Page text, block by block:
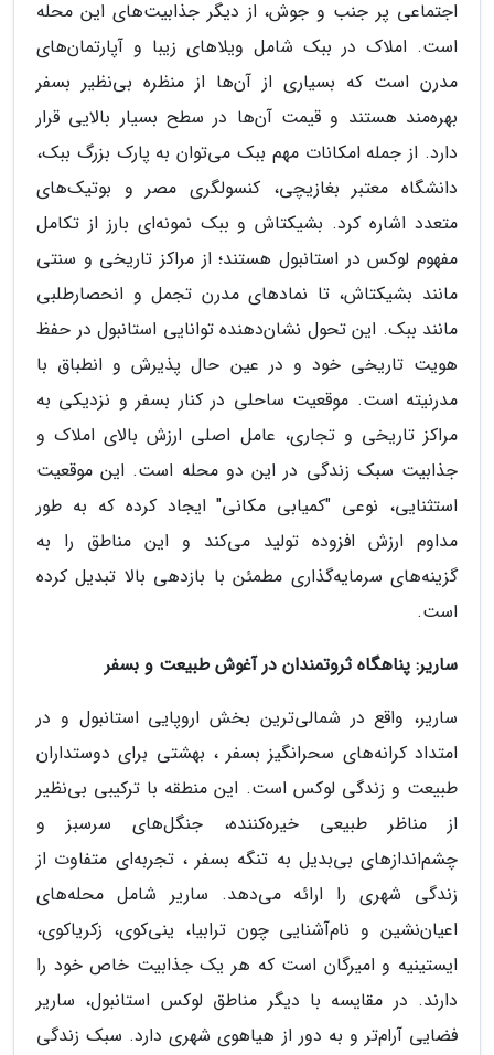
اجتماعی پر جنب و جوش، از دیگر جذابیت‌های این محله
است. املاک در ببک شامل ویلاهای زیبا و آپارتمان‌های
مدرن است که بسیاری از آن‌ها از منظره بی‌نظیر بسفر
بهره‌مند هستند و قیمت آن‌ها در سطح بسیار بالایی قرار
دارد. از جمله امکانات مهم ببک می‌توان به پارک بزرگ ببک،
دانشگاه معتبر بغازیچی، کنسولگری مصر و بوتیک‌های
متعدد اشاره کرد. بشیکتاش و ببک نمونه‌ای بارز از تکامل
مفهوم لوکس در استانبول هستند؛ از مراکز تاریخی و سنتی
مانند بشیکتاش، تا نمادهای مدرن تجمل و انحصارطلبی
مانند ببک. این تحول نشان‌دهنده توانایی استانبول در حفظ
هویت تاریخی خود و در عین حال پذیرش و انطباق با
مدرنیته است. موقعیت ساحلی در کنار بسفر و نزدیکی به
مراکز تاریخی و تجاری، عامل اصلی ارزش بالای املاک و
جذابیت سبک زندگی در این دو محله است. این موقعیت
استثنایی، نوعی "کمیابی مکانی" ایجاد کرده که به طور
مداوم ارزش افزوده تولید می‌کند و این مناطق را به
گزینه‌های سرمایه‌گذاری مطمئن با بازدهی بالا تبدیل کرده
است.
ساریر: پناهگاه ثروتمندان در آغوش طبیعت و بسفر
ساریر، واقع در شمالی‌ترین بخش اروپایی استانبول و در
امتداد کرانه‌های سحرانگیز بسفر ، بهشتی برای دوستداران
طبیعت و زندگی لوکس است. این منطقه با ترکیبی بی‌نظیر
از مناظر طبیعی خیره‌کننده، جنگل‌های سرسبز و
چشم‌اندازهای بی‌بدیل به تنگه بسفر ، تجربه‌ای متفاوت از
زندگی شهری را ارائه می‌دهد. ساریر شامل محله‌های
اعیان‌نشین و نام‌آشنایی چون ترابیا، ینی‌کوی، زکریاکوی،
ایستینیه و امیرگان است که هر یک جذابیت خاص خود را
دارند. در مقایسه با دیگر مناطق لوکس استانبول، ساریر
فضایی آرام‌تر و به دور از هیاهوی شهری دارد. سبک زندگی